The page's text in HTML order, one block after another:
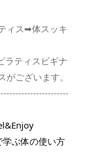
ィス➡体スッキ
ラティスビギナ
ございます。
ぶ体の使い方